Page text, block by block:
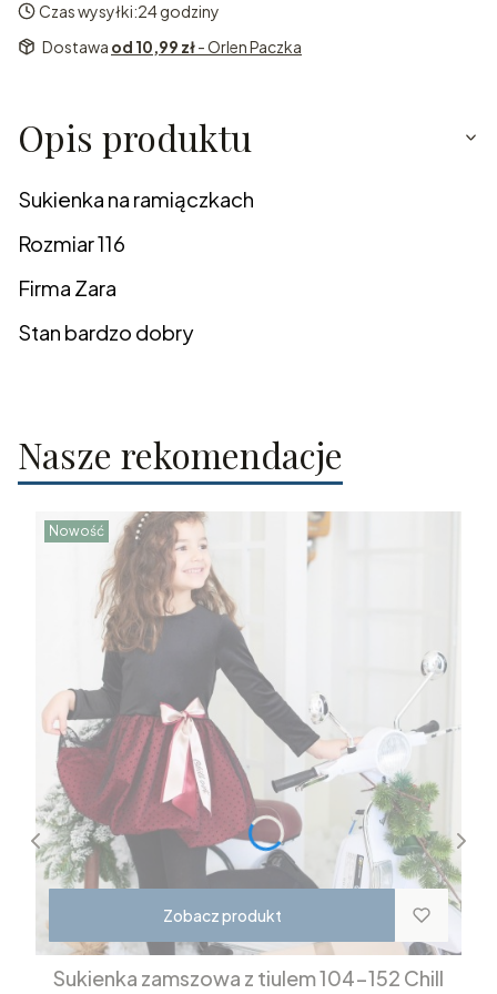
Czas wysyłki:24 godziny
Dostawa od 10,99 zł- Orlen Paczka
Opis produktu
Sukienka na ramiączkach
Rozmiar 116
Firma Zara
Stan bardzo dobry
Nasze rekomendacje
Nowość
Zobacz produkt
Sukienka zamszowa z tiulem 104-152 Chill